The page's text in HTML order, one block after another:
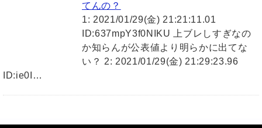
てんの？
1: 2021/01/29(金) 21:21:11.01
ID:637mpY3f0NIKU 上ブレしすぎなの
か知らんが公表値より明らかに出てな
い？ 2: 2021/01/29(金) 21:29:23.96
ID:ie0I…